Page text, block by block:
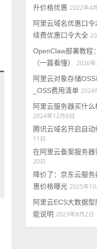
升价格优惠 2022年4
阿里云域名优惠口
续费优惠口令大全
OpenClaw部署教程
（一篇看懂）
2026
阿里云对象存储
_OSS费用清单 2024
阿里云服务器买什么
2024年12月8日
腾讯云域名开启自
11日
在阿里云备案服务器
20日
降价了：京东云服
惠价格曝光 2025年10
阿里云ECS大数据
能说明 2023年8月2日